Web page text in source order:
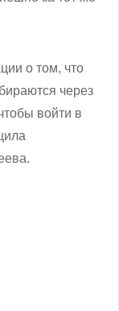
о том, что
через
войти в